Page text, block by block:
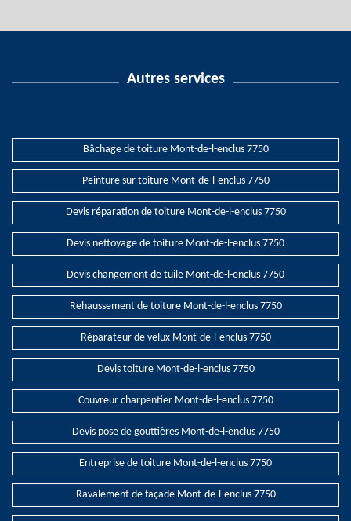
Autres services
Bâchage de toiture Mont-de-l-enclus 7750
Peinture sur toiture Mont-de-l-enclus 7750
Devis réparation de toiture Mont-de-l-enclus 7750
Devis nettoyage de toiture Mont-de-l-enclus 7750
Devis changement de tuile Mont-de-l-enclus 7750
Rehaussement de toiture Mont-de-l-enclus 7750
Réparateur de velux Mont-de-l-enclus 7750
Devis toiture Mont-de-l-enclus 7750
Couvreur charpentier Mont-de-l-enclus 7750
Devis pose de gouttières Mont-de-l-enclus 7750
Entreprise de toiture Mont-de-l-enclus 7750
Ravalement de façade Mont-de-l-enclus 7750